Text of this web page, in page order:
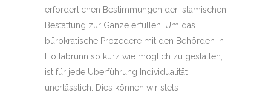
erforderlichen Bestimmungen der islamischen
Bestattung zur Gänze erfüllen. Um das
bürokratische Prozedere mit den Behörden in
Hollabrunn so kurz wie möglich zu gestalten,
ist für jede Überführung Individualität
unerlässlich. Dies können wir stets